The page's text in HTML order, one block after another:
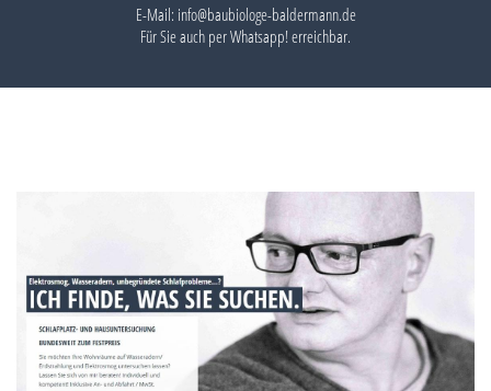
E-Mail: info@baubiologe-baldermann.de
Für Sie auch perWhatsapp!erreichbar.